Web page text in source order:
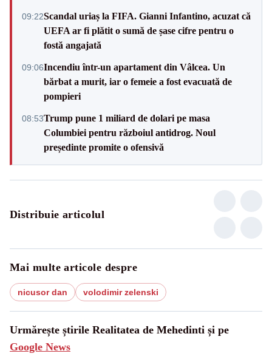
09:22Scandal uriaș la FIFA. Gianni Infantino, acuzat că
UEFA ar fi plătit o sumă de șase cifre pentru o
fostă angajată
09:06Incendiu într-un apartament din Vâlcea. Un
bărbat a murit, iar o femeie a fost evacuată de
pompieri
08:53Trump pune 1 miliard de dolari pe masa
Columbiei pentru războiul antidrog. Noul
președinte promite o ofensivă
Distribuie articolul
Mai multe articole despre
nicusor dan volodimir zelenski
Urmărește știrile Realitatea de Mehedinti și pe
Google News